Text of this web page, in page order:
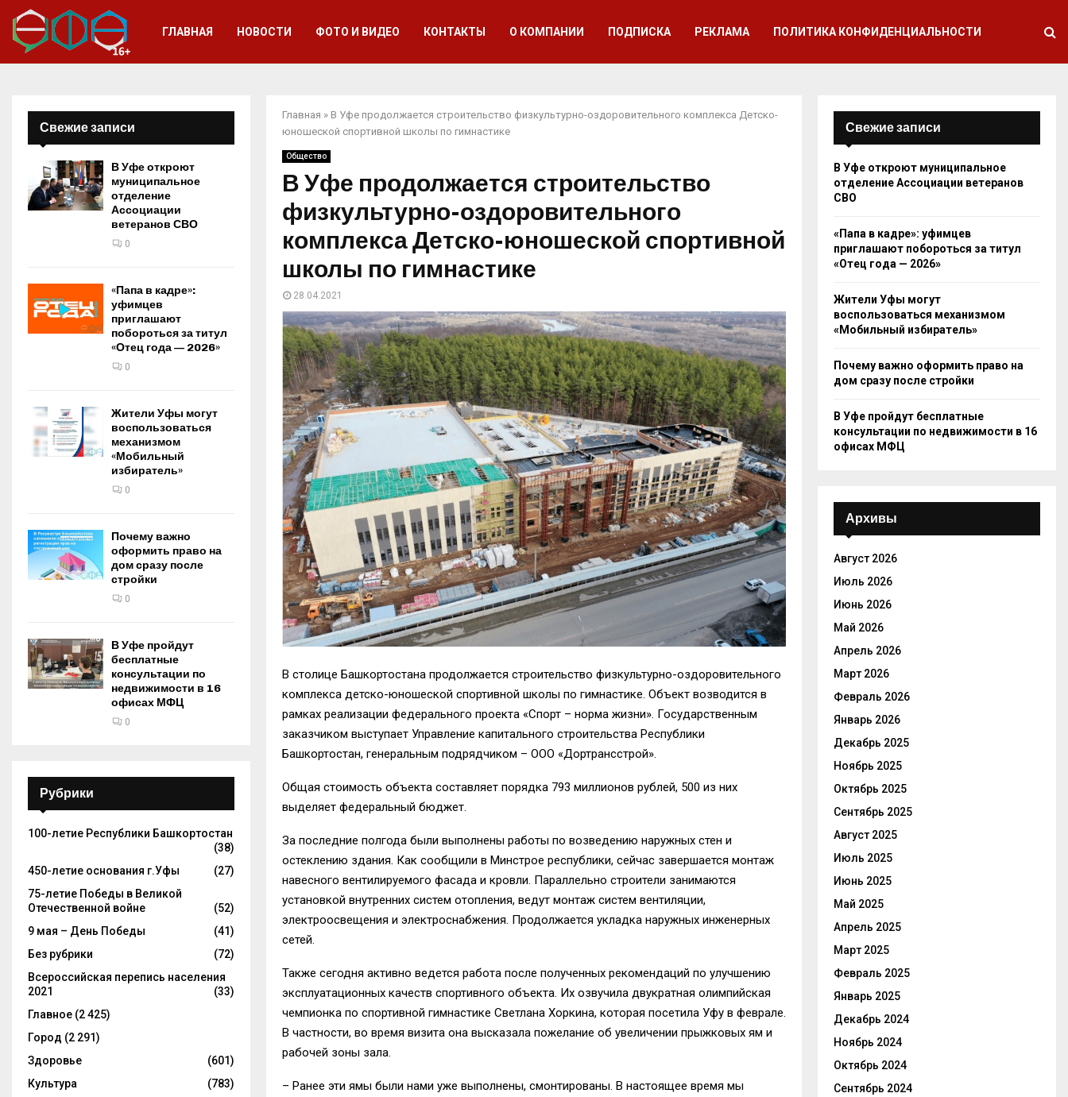
ГЛАВНАЯ НОВОСТИ ФОТО И ВИДЕО КОНТАКТЫ О КОМПАНИИ ПОДПИСКА РЕКЛАМА ПОЛИТИКА КОНФИДЕНЦИАЛЬНОСТИ
Главная » В Уфе продолжается строительство физкультурно-оздоровительного комплекса Детско-
юношеской спортивной школы по гимнастике
Общество
В Уфе продолжается строительство
физкультурно-оздоровительного
комплекса Детско-юношеской спортивной
школы по гимнастике
28.04.2021
В столице Башкортостана продолжается строительство физкультурно-оздоровительного
комплекса детско-юношеской спортивной школы по гимнастике. Объект возводится в
рамках реализации федерального проекта «Спорт – норма жизни». Государственным
заказчиком выступает Управление капитального строительства Республики
Башкортостан, генеральным подрядчиком – ООО «Дортрансстрой».
Общая стоимость объекта составляет порядка 793 миллионов рублей, 500 из них
выделяет федеральный бюджет.
За последние полгода были выполнены работы по возведению наружных стен и
остеклению здания. Как сообщили в Минстрое республики, сейчас завершается монтаж
навесного вентилируемого фасада и кровли. Параллельно строители занимаются
установкой внутренних систем отопления, ведут монтаж систем вентиляции,
электроосвещения и электроснабжения. Продолжается укладка наружных инженерных
сетей.
Также сегодня активно ведется работа после полученных рекомендаций по улучшению
эксплуатационных качеств спортивного объекта. Их озвучила двукратная олимпийская
чемпионка по спортивной гимнастике Светлана Хоркина, которая посетила Уфу в феврале.
В частности, во время визита она высказала пожелание об увеличении прыжковых ям и
рабочей зоны зала.
– Ранее эти ямы были нами уже выполнены, смонтированы. В настоящее время мы
Свежие записи
В Уфе откроют
муниципальное
отделение
Ассоциации
ветеранов СВО
0
«Папа в кадре»:
уфимцев
приглашают
побороться за титул
«Отец года — 2026»
0
Жители Уфы могут
воспользоваться
механизмом
«Мобильный
избиратель»
0
Почему важно
оформить право на
дом сразу после
стройки
0
В Уфе пройдут
бесплатные
консультации по
недвижимости в 16
офисах МФЦ
0
Рубрики
100-летие Республики Башкортостан
(38)
450-летие основания г.Уфы
(27)
75-летие Победы в Великой
Отечественной войне
(52)
9 мая – День Победы
(41)
Без рубрики
(72)
Всероссийская перепись населения
2021
(33)
Главное (2 425)
Город (2 291)
Здоровье
(601)
Культура
(783)
Свежие записи
В Уфе откроют муниципальное
отделение Ассоциации ветеранов
СВО
«Папа в кадре»: уфимцев
приглашают побороться за титул
«Отец года — 2026»
Жители Уфы могут
воспользоваться механизмом
«Мобильный избиратель»
Почему важно оформить право на
дом сразу после стройки
В Уфе пройдут бесплатные
консультации по недвижимости в 16
офисах МФЦ
Архивы
Август 2026
Июль 2026
Июнь 2026
Май 2026
Апрель 2026
Март 2026
Февраль 2026
Январь 2026
Декабрь 2025
Ноябрь 2025
Октябрь 2025
Сентябрь 2025
Август 2025
Июль 2025
Июнь 2025
Май 2025
Апрель 2025
Март 2025
Февраль 2025
Январь 2025
Декабрь 2024
Ноябрь 2024
Октябрь 2024
Сентябрь 2024